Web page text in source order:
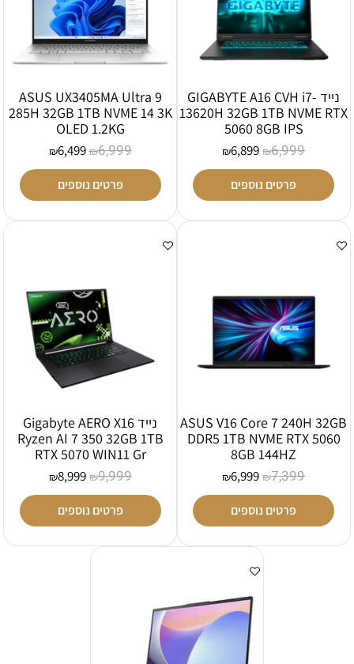
נייד GIGABYTE A16 CVH i7-
13620H 32GB 1TB NVME RTX
5060 8GB IPS
₪6,999
₪6,899
פרטים נוספים
ASUS UX3405MA Ultra 9
285H 32GB 1TB NVME 14 3K
OLED 1.2KG
₪6,999
₪6,499
פרטים נוספים
ASUS V16 Core 7 240H 32GB
DDR5 1TB NVME RTX 5060
8GB 144HZ
₪7,399
₪6,999
פרטים נוספים
נייד Gigabyte AERO X16
Ryzen AI 7 350 32GB 1TB
RTX 5070 WIN11 Gr
₪9,999
₪8,999
פרטים נוספים